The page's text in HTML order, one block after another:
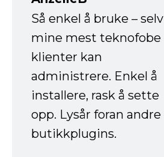
Så enkel å bruke – selv
mine mest teknofobe
klienter kan
administrere. Enkel å
installere, rask å sette
opp. Lysår foran andre
butikkplugins.